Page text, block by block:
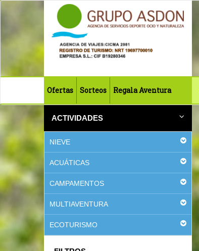
Ofertas Sorteos Regala Aventura
ACTIVIDADES
NIEVE
ACUÁTICAS
CAMPAMENTOS
MULTIAVENTURA
ECOTURISMO